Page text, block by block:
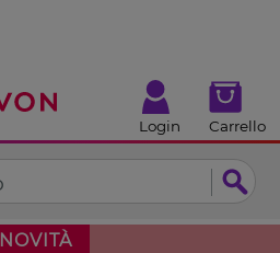
Login Carrello
NOVITÀ